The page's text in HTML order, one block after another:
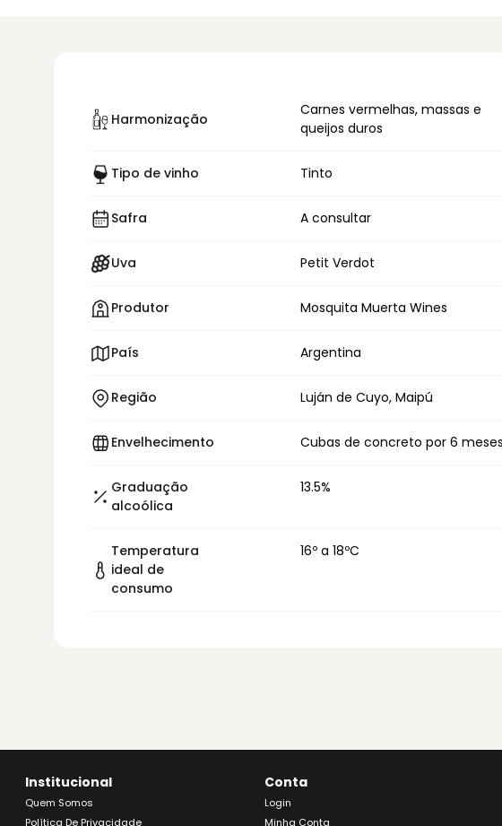
Harmonização
Carnes vermelhas, massas e
queijos duros
Tipo de vinho Tinto
Safra A consultar
Uva Petit Verdot
Produtor Mosquita Muerta Wines
País Argentina
Região Luján de Cuyo, Maipú
Envelhecimento Cubas de concreto por 6 meses
Graduação
alcoólica
13.5%
Temperatura
ideal de
consumo
16º a 18ºC
Institucional
Quem Somos
Política De Privacidade
Conta
Login
Minha Conta